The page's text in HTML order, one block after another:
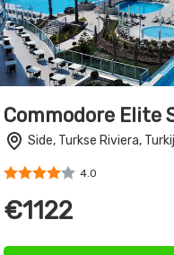
Commodore Elite
Side, Turkse Riviera,
4.0
€1122